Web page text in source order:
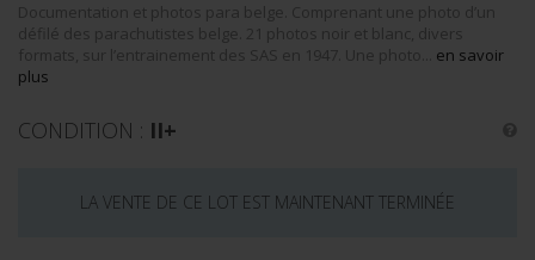
Documentation et photos para belge. Comprenant une photo d’un
défilé des parachutistes belge. 21 photos noir et blanc, divers
formats, sur l’entrainement des SAS en 1947. Une photo... en savoir
plus
CONDITION : II+
LA VENTE DE CE LOT EST MAINTENANT TERMINÉE